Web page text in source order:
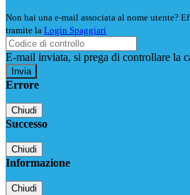
Non hai una e-mail associata al nome utente?
tramite la Login Spaggiari
E-mail inviata, si prega di controllare la
Errore
Chiudi
Successo
Chiudi
Informazione
Chiudi